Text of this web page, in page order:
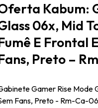
Kabum:
06x, Mid
E Frontal
Preto –
Gamer Rise Mode
Fans, Preto - Rm-Ca-